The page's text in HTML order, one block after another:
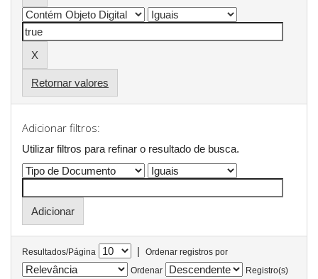
Retornar valores
Adicionar filtros:
Utilizar filtros para refinar o resultado de busca.
Resultados/Página |
Ordenar registros por
Ordenar
Registro(s)